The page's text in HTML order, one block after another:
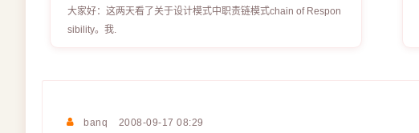
大家好：这两天看了关于设计模式中职责链模式chain of Respon
sibility。我.
banq 2008-09-17 08:29